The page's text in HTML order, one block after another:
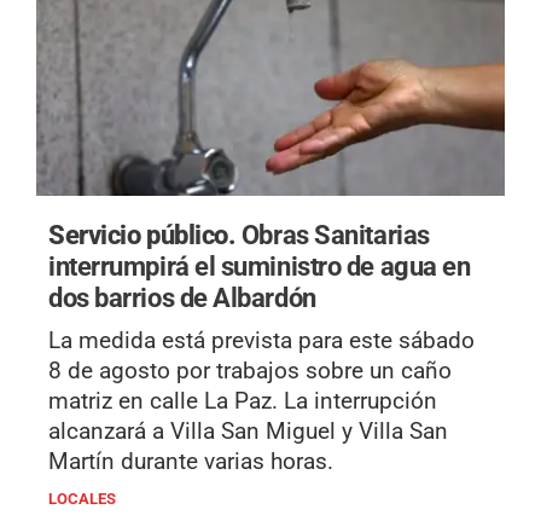
Servicio público. Obras Sanitarias
interrumpirá el suministro de agua en
dos barrios de Albardón
La medida está prevista para este sábado
8 de agosto por trabajos sobre un caño
matriz en calle La Paz. La interrupción
alcanzará a Villa San Miguel y Villa San
Martín durante varias horas.
LOCALES